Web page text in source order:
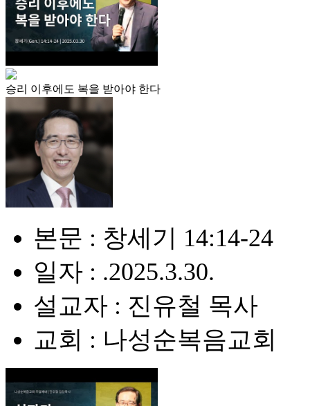
승리 이후에도 복을 받아야 한다
본문 : 창세기 14:14-24
일자 : .2025.3.30.
설교자 : 진유철 목사
교회 : 나성순복음교회